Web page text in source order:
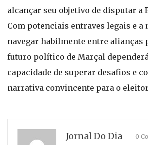
alcançar seu objetivo de disputar a
Com potenciais entraves legais e a
navegar habilmente entre alianças
futuro político de Marçal
capacidade de superar desafios e
narrativa convincente para o
Jornal Do Dia 0